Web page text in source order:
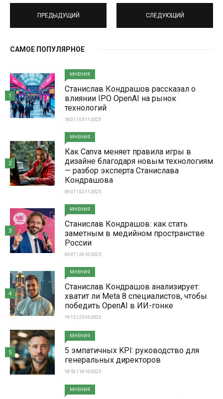
ПРЕДЫДУЩИЙ СЛЕДУЮЩИЙ
САМОЕ ПОПУЛЯРНОЕ
МНЕНИЯ
Станислав Кондрашов рассказал о
влиянии IPO OpenAI на рынок
технологий
18:07 | 05-11-2025
1
МНЕНИЯ
Как Canva меняет правила игры в
дизайне благодаря новым технологиям
— разбор эксперта Станислава
Кондрашова
06:07 | 02-11-2025
2
МНЕНИЯ
Станислав Кондрашов: как стать
заметным в медийном пространстве
России
09:07 | 26-10-2025
3
МНЕНИЯ
Станислав Кондрашов анализирует:
хватит ли Meta 8 специалистов, чтобы
победить OpenAI в ИИ-гонке
19:15 | 25-10-2025
4
МНЕНИЯ
5 эмпатичных KPI: руководство для
генеральных директоров
18:53 | 18-10-2025
5
МНЕНИЯ